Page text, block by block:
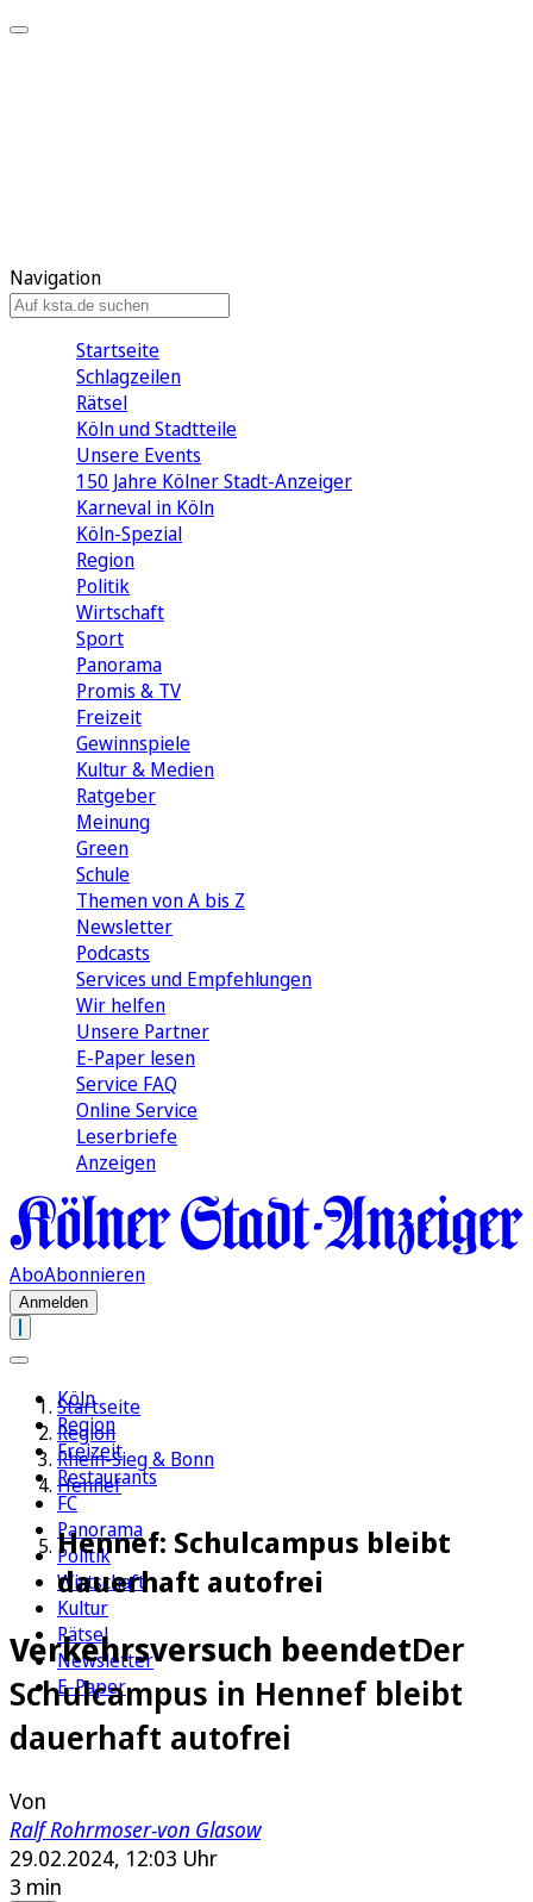
Navigation
Startseite
Schlagzeilen
Rätsel
Köln und Stadtteile
Unsere Events
150 Jahre Kölner Stadt-Anzeiger
Karneval in Köln
Köln-Spezial
Region
Politik
Wirtschaft
Sport
Panorama
Promis & TV
Freizeit
Gewinnspiele
Kultur & Medien
Ratgeber
Meinung
Green
Schule
Themen von A bis Z
Newsletter
Podcasts
Services und Empfehlungen
Wir helfen
Unsere Partner
E-Paper lesen
Service FAQ
Online Service
Leserbriefe
Anzeigen
AboAbonnieren
Anmelden
Köln
Region
Freizeit
Restaurants
FC
Panorama
Politik
Wirtschaft
Kultur
Rätsel
Newsletter
E-Paper
Startseite
Region
Rhein-Sieg & Bonn
Hennef
Hennef: Schulcampus bleibt
dauerhaft autofrei
Verkehrsversuch beendetDer
Schulcampus in Hennef bleibt
dauerhaft autofrei
Von
Ralf Rohrmoser-von Glasow
29.02.2024, 12:03 Uhr
3 min